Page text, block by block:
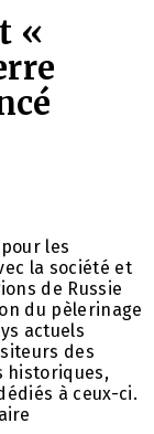
«
les
la société et
de Russie
du pèlerinage
actuels
des
historiques,
à ceux-ci.